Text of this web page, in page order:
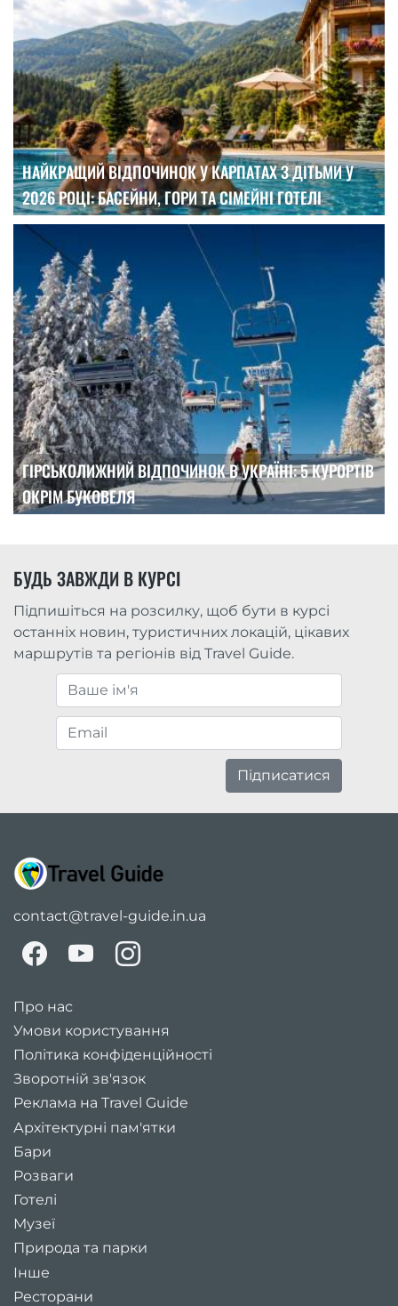
НАЙКРАЩИЙ ВІДПОЧИНОК У КАРПАТАХ З ДІТЬМИ У
2026 РОЦІ: БАСЕЙНИ, ГОРИ ТА СІМЕЙНІ ГОТЕЛІ
ГІРСЬКОЛИЖНИЙ ВІДПОЧИНОК В УКРАЇНІ: 5 КУРОРТІВ
ОКРІМ БУКОВЕЛЯ
БУДЬ ЗАВЖДИ В КУРСІ
Підпишіться на розсилку, щоб бути в курсі
останніх новин, туристичних локацій, цікавих
маршрутів та регіонів від Travel Guide.
Підписатися
contact@travel-guide.in.ua
Про нас
Умови користування
Політика конфіденційності
Зворотній зв'язок
Реклама на Travel Guide
Архітектурні пам'ятки
Бари
Розваги
Готелі
Музеї
Природа та парки
Інше
Ресторани